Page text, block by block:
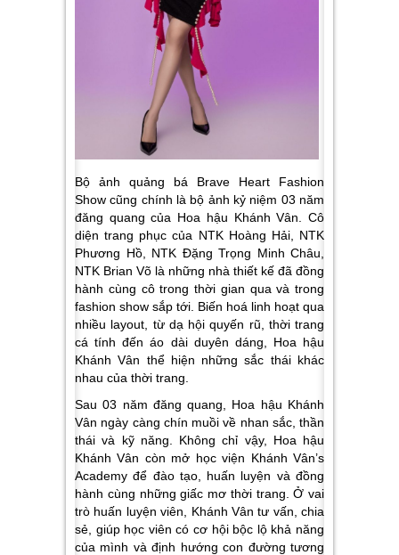
Bộ ảnh quảng bá Brave Heart Fashion
Show cũng chính là bộ ảnh kỷ niệm 03 năm
đăng quang của Hoa hậu Khánh Vân. Cô
diện trang phục của NTK Hoàng Hải, NTK
Phương Hồ, NTK Đặng Trọng Minh Châu,
NTK Brian Võ là những nhà thiết kế đã đồng
hành cùng cô trong thời gian qua và trong
fashion show sắp tới. Biến hoá linh hoạt qua
nhiều layout, từ dạ hội quyến rũ, thời trang
cá tính đến áo dài duyên dáng, Hoa hậu
Khánh Vân thể hiện những sắc thái khác
nhau của thời trang.
Sau 03 năm đăng quang, Hoa hậu Khánh
Vân ngày càng chín muồi về nhan sắc, thần
thái và kỹ năng. Không chỉ vậy, Hoa hậu
Khánh Vân còn mở học viện Khánh Vân’s
Academy để đào tạo, huấn luyện và đồng
hành cùng những giấc mơ thời trang. Ở vai
trò huấn luyện viên, Khánh Vân tư vấn, chia
sẻ, giúp học viên có cơ hội bộc lộ khả năng
của mình và định hướng con đường tương